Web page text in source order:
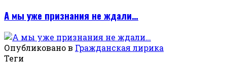
А мы уже признания не ждали…
Опубликовано в Гражданская лирика
Теги